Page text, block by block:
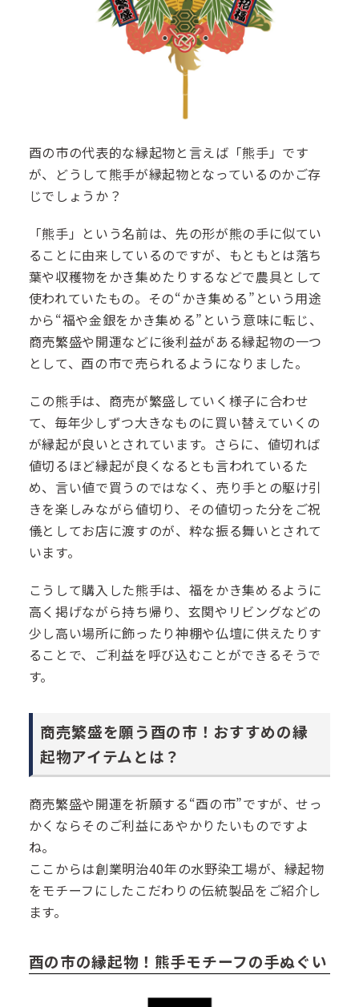
酉の市の代表的な縁起物と言えば「熊手」です
が、どうして熊手が縁起物となっているのかご存
じでしょうか？
「熊手」という名前は、先の形が熊の手に似てい
ることに由来しているのですが、もともとは落ち
葉や収穫物をかき集めたりするなどで農具として
使われていたもの。その“かき集める”という用途
から“福や金銀をかき集める”という意味に転じ、
商売繁盛や開運などに後利益がある縁起物の一つ
として、酉の市で売られるようになりました。
この熊手は、商売が繁盛していく様子に合わせ
て、毎年少しずつ大きなものに買い替えていくの
が縁起が良いとされています。さらに、値切れば
値切るほど縁起が良くなるとも言われているた
め、言い値で買うのではなく、売り手との駆け引
きを楽しみながら値切り、その値切った分をご祝
儀としてお店に渡すのが、粋な振る舞いとされて
います。
こうして購入した熊手は、福をかき集めるように
高く掲げながら持ち帰り、玄関やリビングなどの
少し高い場所に飾ったり神棚や仏壇に供えたりす
ることで、ご利益を呼び込むことができるそうで
す。
商売繁盛を願う酉の市！おすすめの縁
起物アイテムとは？
商売繁盛や開運を祈願する“酉の市”ですが、せっ
かくならそのご利益にあやかりたいものですよ
ね。
ここからは創業明治40年の水野染工場が、縁起物
をモチーフにしたこだわりの伝統製品をご紹介し
ます。
酉の市の縁起物！熊手モチーフの手ぬぐい